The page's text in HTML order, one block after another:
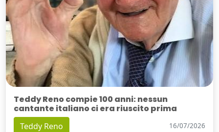
Teddy Reno compie 100 anni: nessun
cantante italiano ci era riuscito prima
Teddy Reno 16/07/2026